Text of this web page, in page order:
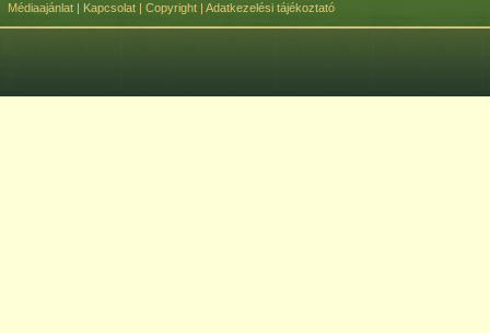
Médiaajánlat | Kapcsolat | Copyright | Adatkezelési tájékoztató